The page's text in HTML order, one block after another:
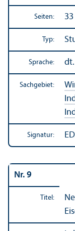
Seiten: 33
Typ:
Sprache: dt.
Sachgebiet:
Signatur:
Nr. 9
Titel: